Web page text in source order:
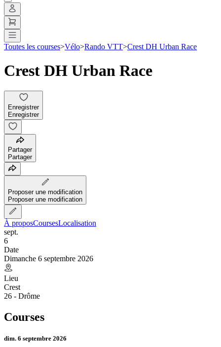
Toutes les courses>Vélo>Rando VTT>Crest DH Urban Race
Crest DH Urban Race
Enregistrer
Enregistrer
Partager
Partager
Proposer une modification
Proposer une modification
À proposCoursesLocalisation
sept.
6
Date
Dimanche 6 septembre 2026
Lieu
Crest
26 - Drôme
Courses
dim. 6 septembre 2026